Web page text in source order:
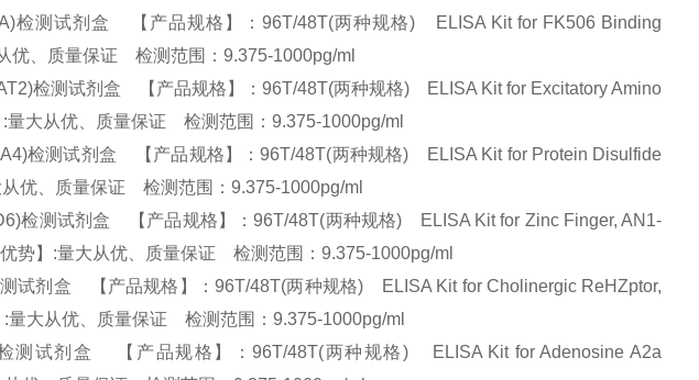
检测试剂盒 【产品规格】：96T/48T(两种规格) ELISA Kit for FK506 Binding
优、质量保证 检测范围：9.375-1000pg/ml
检测试剂盒 【产品规格】：96T/48T(两种规格) ELISA Kit for Excitatory Amino
大从优、质量保证 检测范围：9.375-1000pg/ml
检测试剂盒 【产品规格】：96T/48T(两种规格) ELISA Kit for Protein Disulfide
优、质量保证 检测范围：9.375-1000pg/ml
检测试剂盒 【产品规格】：96T/48T(两种规格) ELISA Kit for Zinc Finger, AN1-
势】:量大从优、质量保证 检测范围：9.375-1000pg/ml
试剂盒 【产品规格】：96T/48T(两种规格) ELISA Kit for Cholinergic ReHZptor,
大从优、质量保证 检测范围：9.375-1000pg/ml
测试剂盒 【产品规格】：96T/48T(两种规格) ELISA Kit for Adenosine A2a